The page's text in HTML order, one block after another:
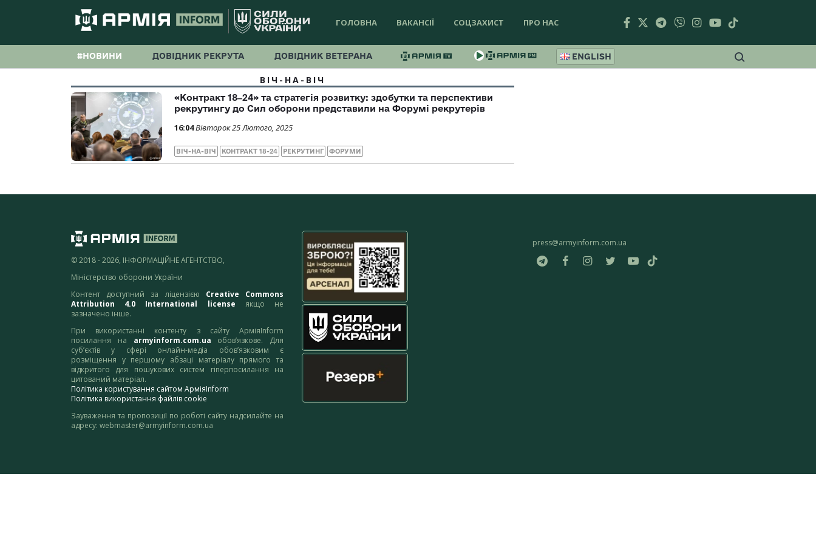
ГОЛОВНА ВАКАНСІЇ СОЦЗАХИСТ ПРО НАС
#НОВИНИ ДОВІДНИК РЕКРУТА ДОВІДНИК ВЕТЕРАНА ENGLISH
ВІЧ-НА-ВІЧ
«Контракт 18‒24» та стратегія розвитку: здобутки та перспективи
рекрутингу до Сил оборони представили на Форумі рекрутерів
16:04Вівторок 25 Лютого, 2025
ВІЧ-НА-ВІЧ КОНТРАКТ 18-24 РЕКРУТИНГ ФОРУМИ
© 2018 - 2026, ІНФОРМАЦІЙНЕ АГЕНТСТВО,
Міністерство оборони України
Контент доступний за ліцензією Creative Commons
Attribution 4.0 International license якщо не
зазначено інше.
При використанні контенту з сайту АрміяInform
посилання на armyinform.com.ua обов’язкове. Для
суб’єктів у сфері онлайн-медіа обов’язковим є
розміщення у першому абзаці матеріалу прямого та
відкритого для пошукових систем гіперпосилання на
цитований матеріал.
Політика користування сайтом АрміяInform
Політика використання файлів cookie
Зауваження та пропозиції по роботі сайту надсилайте на
адресу: webmaster@armyinform.com.ua
press@armyinform.com.ua